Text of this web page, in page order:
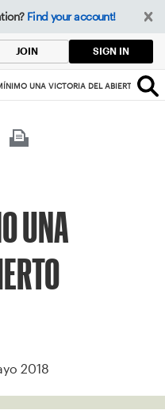
Find your account!
JOIN SIGN IN
UNA VICTORIA DEL ABIERTO DE
UNA
2018